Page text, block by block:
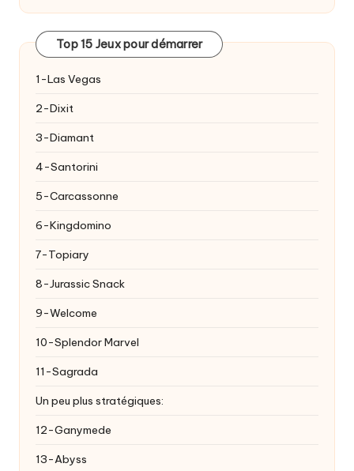
Top 15 Jeux pour démarrer
1-Las Vegas
2-Dixit
3-Diamant
4-Santorini
5-Carcassonne
6-Kingdomino
7-Topiary
8-Jurassic Snack
9-Welcome
10-Splendor Marvel
11-Sagrada
Un peu plus stratégiques:
12-Ganymede
13-Abyss